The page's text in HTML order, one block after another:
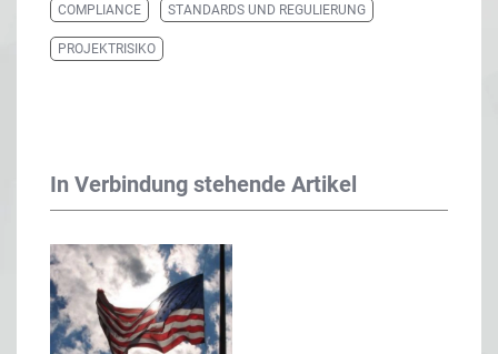
COMPLIANCE STANDARDS UND REGULIERUNG
PROJEKTRISIKO
In Verbindung stehende Artikel